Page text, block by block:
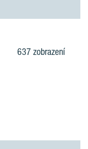
637 zobrazení